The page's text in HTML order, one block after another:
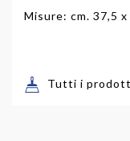
Misure: cm. 37,5 x
Tutti i